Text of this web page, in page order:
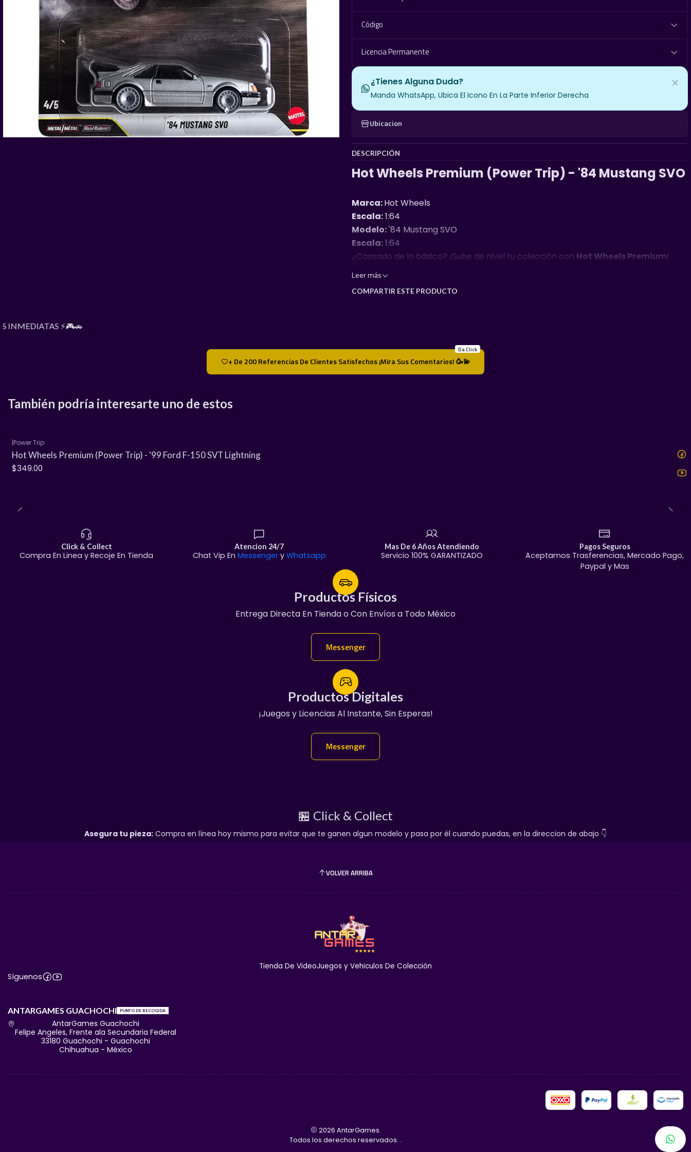
Código
Licencia Permanente
¿Tienes Alguna Duda?
Manda WhatsApp, Ubica El Icono En La Parte Inferior Derecha
Ubicacion
DESCRIPCIÓN
Hot Wheels Premium (Power Trip) - '84 Mustang SVO
Marca:Hot Wheels
Escala:1:64
Modelo:'84 Mustang SVO
Escala:1:64
​¿Cansado de lo básico? ¡Sube de nivel tu colección con Hot Wheels Premium!
Cuerpo y base de metal (Real Riders).
​¡No dejes que se escapen de tu vitrina! Mándanos mensaje directo y aparta el tuyo.
Leer más
COMPARTIR ESTE PRODUCTO
INMEDIATAS ⚡🎮🚗
+ De 200 Referencias De Clientes Satisfechos ¡Mira Sus Comentarios! 🥳💫
Da Click
También podría interesarte uno de estos
Agotado
|Power Trip
Hot Wheels Premium (Power Trip) - '99 Ford F-150 SVT Lightning
$349.00
Click & Collect
Compra En Linea y Recoje En Tienda
Atencion 24/7
Chat Vip En Messengery Whatsapp
Mas De 6 Años Atendiendo
Servicio 100% GARANTIZADO
Pagos Seguros
Aceptamos Trasferencias, Mercado Pago,
Paypal y Mas
Productos Físicos
Entrega Directa En Tienda o Con Envíos a Todo México
Messenger
Productos Físicos
¡Servicio Garantizado!
Messenger
Productos Digitales
¡Juegos y Licencias Al Instante, Sin Esperas!
Messenger
Productos Digitales
100% Garantizado
🏪 Click & Collect
Asegura tu pieza: Compra en línea hoy mismo para evitar que te ganen algun modelo y pasa por él cuando puedas, en la direccion de abajo 👇
VOLVER ARRIBA
Tienda De VideoJuegos y Vehiculos De Colección
Síguenos
ANTARGAMES GUACHOCHI PUNTO DE RECOGIDA
AntarGames Guachochi
Felipe Angeles, Frente ala Secundaria Federal
33180 Guachochi - Guachochi
Chihuahua - México
2026 AntarGames.
Todos los derechos reservados. .